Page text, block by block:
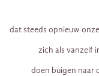
dat steeds opnieuw
zich als vanzelf
doen buigen naar